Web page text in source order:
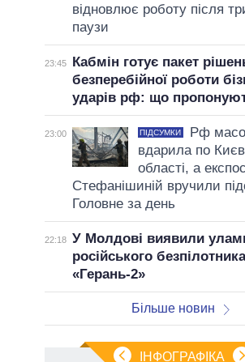
відновлює роботу після
паузи
23:45
Кабмін готує пакет
безперебійної роботи
ударів рф: що
23:00 ПІДСУМКИ
Рф
вдарила по
області, а
Стефанішиній вручили
Головне за день
22:18 У Молдові виявили
російського безпілотника
«Герань-2»
Більше новин
ІНФОГРАФІКА